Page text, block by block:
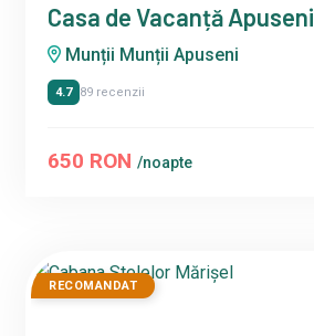
Casa de Vacanță Apuseni
Munții Munții Apuseni
4.7 89 recenzii
650 RON/noapte
RECOMANDAT